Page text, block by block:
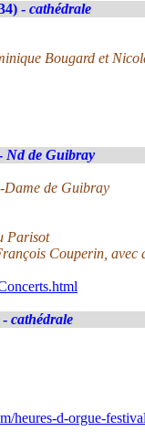
- cathédrale
Bougard et
Nd de Guibray
Dame de Guibray
Parisot
Couperin, avec
- cathédrale
heures-d-orgue-